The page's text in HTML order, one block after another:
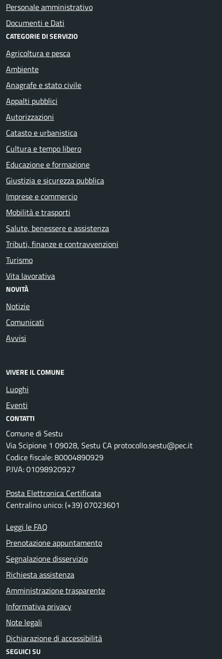
Personale amministrativo
Documenti e Dati
CATEGORIE DI SERVIZIO
Agricoltura e pesca
Ambiente
Anagrafe e stato civile
Appalti pubblici
Autorizzazioni
Catasto e urbanistica
Cultura e tempo libero
Educazione e formazione
Giustizia e sicurezza pubblica
Imprese e commercio
Mobilità e trasporti
Salute, benessere e assistenza
Tributi, finanze e contravvenzioni
Turismo
Vita lavorativa
NOVITÀ
Notizie
Comunicati
Avvisi
VIVERE IL COMUNE
Luoghi
Eventi
CONTATTI
Comune di Sestu
Via Scipione 1 09028, Sestu CA protocollo.sestu@pec.it
Codice fiscale: 80004890929
P.IVA: 01098920927
Posta Elettronica Certificata
Centralino unico: (+39) 07023601
Leggi le FAQ
Prenotazione appuntamento
Segnalazione disservizio
Richiesta assistenza
Amministrazione trasparente
Informativa privacy
Note legali
Dichiarazione di accessibilità
SEGUICI SU